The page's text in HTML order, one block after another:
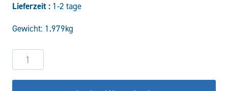
war:
102,89 €
Lieferzeit : 1-2 tage
Gewicht: 1.979kg
Klauenkupplung
ND44A
Menge